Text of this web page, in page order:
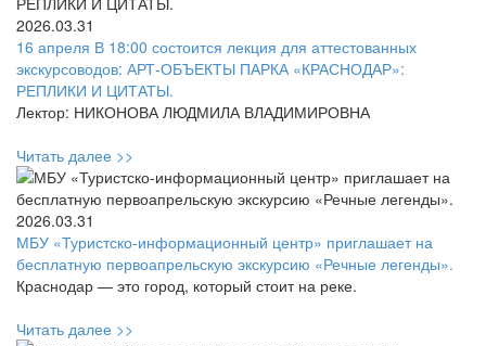
2026.03.31
16 апреля В 18:00 состоится лекция для аттестованных
экскурсоводов: АРТ-ОБЪЕКТЫ ПАРКА «КРАСНОДАР»:
РЕПЛИКИ И ЦИТАТЫ.
Лектор: НИКОНОВА ЛЮДМИЛА ВЛАДИМИРОВНА
Читать далее >>
2026.03.31
МБУ «Туристско-информационный центр» приглашает на
бесплатную первоапрельскую экскурсию «Речные легенды».
Краснодар — это город, который стоит на реке.
Читать далее >>